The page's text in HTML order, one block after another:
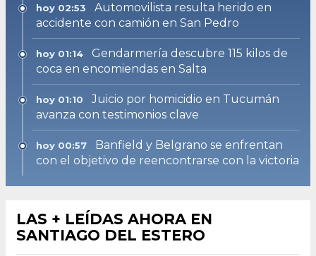
hoy 02:53
Automovilista resulta herido en
accidente con camión en San Pedro
hoy 01:14
Gendarmería descubre 115 kilos de
coca en encomiendas en Salta
hoy 01:10
Juicio por homicidio en Tucumán
avanza con testimonios clave
hoy 00:57
Banfield y Belgrano se enfrentan
con el objetivo de reencontrarse con la victoria
LAS + LEÍDAS AHORA EN
SANTIAGO DEL ESTERO